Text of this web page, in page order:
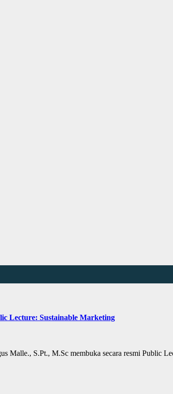
Lecture: Sustainable Marketing
S.Pt., M.Sc membuka secara resmi Public